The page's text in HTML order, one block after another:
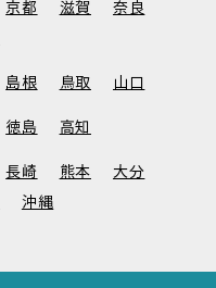
京都 滋賀
奈良
島根 鳥取 山口
徳島 高知
長崎 熊本
大分
沖縄